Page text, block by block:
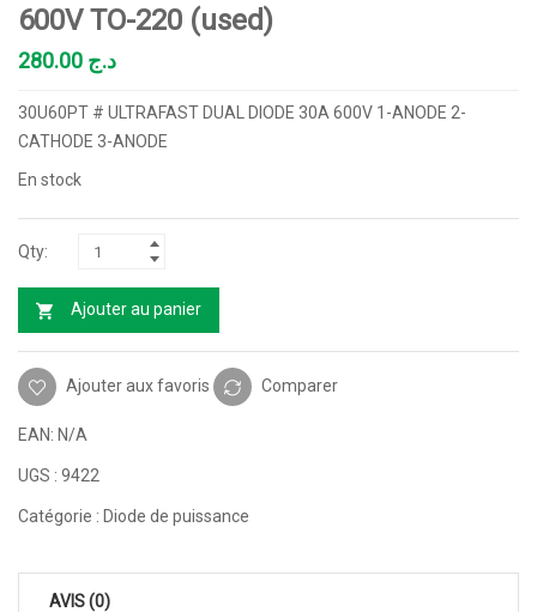
600V TO-220 (used)
د.ج
30U60PT # ULTRAFAST DUAL DIODE 30A 600V 1-ANODE 2-
CATHODE 3-ANODE
En stock
Ajouter au panier
Ajouter aux favoris Comparer
EAN: N/A
UGS : 9422
Catégorie : Diode de puissance
AVIS (0)